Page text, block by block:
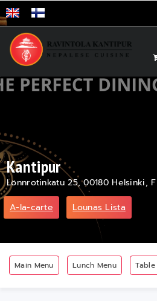
Kantipur
Lönnrotinkatu 25, 00180 Helsinki,
A-la-carte
Lounas Lista
Main Menu Lunch Menu